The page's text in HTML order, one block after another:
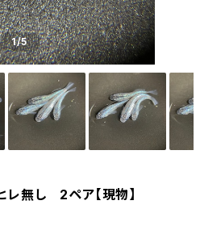
1/5
レ無し 2ペア【現物】